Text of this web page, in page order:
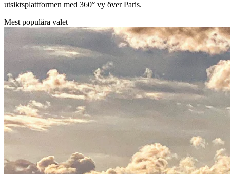
utsiktsplattformen med 360° vy över Paris.
Mest populära valet